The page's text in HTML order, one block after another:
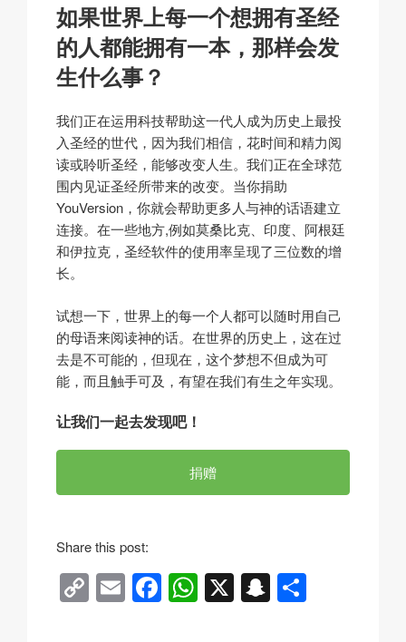
如果世界上每一个想拥有圣经
的人都能拥有一本，那样会发
生什么事？
我们正在运用科技帮助这一代人成为历史上最投
入圣经的世代，因为我们相信，花时间和精力阅
读或聆听圣经，能够改变人生。我们正在全球范
围内见证圣经所带来的改变。当你捐助
YouVersion，你就会帮助更多人与神的话语建立
连接。在一些地方,例如莫桑比克、印度、阿根廷
和伊拉克，圣经软件的使用率呈现了三位数的增
长。
试想一下，世界上的每一个人都可以随时用自己
的母语来阅读神的话。在世界的历史上，这在过
去是不可能的，但现在，这个梦想不但成为可
能，而且触手可及，有望在我们有生之年实现。
让我们一起去发现吧！
捐赠
Share this post:
C E F W X S